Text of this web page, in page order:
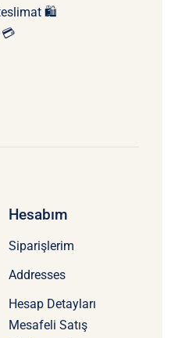
teslimat 🛍️
💳
Hesabım
Siparişlerim
Addresses
Hesap Detayları
Mesafeli Satış